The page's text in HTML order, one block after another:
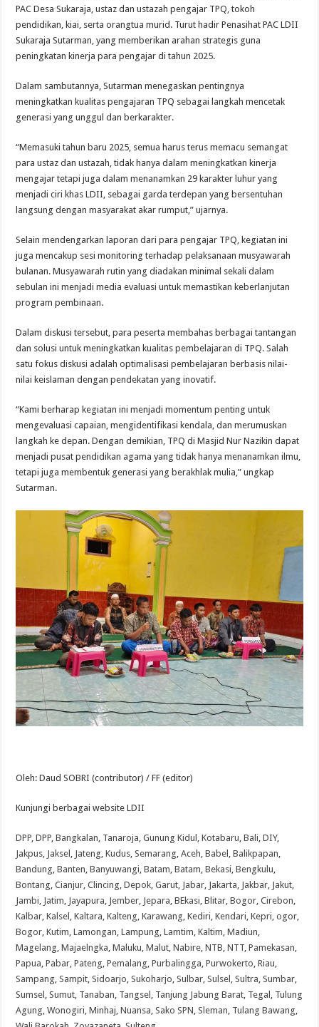
PAC Desa Sukaraja, ustaz dan ustazah pengajar TPQ, tokoh
pendidikan, kiai, serta orangtua murid. Turut hadir Penasihat PAC LDII
Sukaraja Sutarman, yang memberikan arahan strategis guna
peningkatan kinerja para pengajar di tahun 2025.
Dalam sambutannya, Sutarman menegaskan pentingnya
meningkatkan kualitas pengajaran TPQ sebagai langkah mencetak
generasi yang unggul dan berkarakter.
“Memasuki tahun baru 2025, semua harus terus memacu semangat
para ustaz dan ustazah, tidak hanya dalam meningkatkan kinerja
mengajar tetapi juga dalam menanamkan 29 karakter luhur yang
menjadi ciri khas LDII, sebagai garda terdepan yang bersentuhan
langsung dengan masyarakat akar rumput,” ujarnya.
Selain mendengarkan laporan dari para pengajar TPQ, kegiatan ini
juga mencakup sesi monitoring terhadap pelaksanaan musyawarah
bulanan. Musyawarah rutin yang diadakan minimal sekali dalam
sebulan ini menjadi media evaluasi untuk memastikan keberlanjutan
program pembinaan.
Dalam diskusi tersebut, para peserta membahas berbagai tantangan
dan solusi untuk meningkatkan kualitas pembelajaran di TPQ. Salah
satu fokus diskusi adalah optimalisasi pembelajaran berbasis nilai-
nilai keislaman dengan pendekatan yang inovatif.
“Kami berharap kegiatan ini menjadi momentum penting untuk
mengevaluasi capaian, mengidentifikasi kendala, dan merumuskan
langkah ke depan. Dengan demikian, TPQ di Masjid Nur Nazikin dapat
menjadi pusat pendidikan agama yang tidak hanya menanamkan ilmu,
tetapi juga membentuk generasi yang berakhlak mulia,” ungkap
Sutarman.
Oleh: Daud SOBRI (contributor) / FF (editor)
Kunjungi berbagai website LDII
DPP ,DPP ,Bangkalan Tanaroja ,Gunung Kidul ,Kotabaru ,Bali ,DIY,
Jakpus Jaksel Jateng ,Kudus ,Semarang ,Aceh ,Babel ,Balikpapan
Bandung ,Banten ,Banyuwangi ,Batam ,Batam ,Bekasi ,Bengkulu
Bontang ,Cianjur ,Clincing ,Depok ,Garut Jabar Jakarta Jakbar Jakut
Jambi Jatim Jayapura Jember Jepara ,BEkasi ,Blitar ,Bogor ,Cirebon
Kalbar ,Kalsel ,Kaltara ,Kalteng ,Karawang ,Kediri ,Kendari ,Kepri ,ogor
Bogor ,Kutim ,Lamongan ,Lampung ,Lamtim ,Kaltim ,Madiun
Magelang ,Majaelngka ,Maluku ,Malut ,Nabire ,NTB ,NTT ,Pamekasan
Papua ,Pabar ,Pateng ,Pemalang ,Purbalingga ,Purwokerto ,Riau
Sampang ,Sampit ,Sidoarjo ,Sukoharjo ,Sulbar ,Sulsel ,Sultra ,Sumbar
Sumsel ,Sumut Tanaban Tangsel Tanjung Jabung Barat Tegal Tulung
Agung ,Wonogiri ,Minhaj ,Nuansa ,Sako SPN ,Sleman Tulang Bawang